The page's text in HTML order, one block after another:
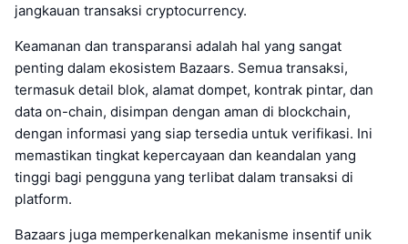
jangkauan transaksi cryptocurrency.
Keamanan dan transparansi adalah hal yang sangat
penting dalam ekosistem Bazaars. Semua transaksi,
termasuk detail blok, alamat dompet, kontrak pintar, dan
data on-chain, disimpan dengan aman di blockchain,
dengan informasi yang siap tersedia untuk verifikasi. Ini
memastikan tingkat kepercayaan dan keandalan yang
tinggi bagi pengguna yang terlibat dalam transaksi di
platform.
Bazaars juga memperkenalkan mekanisme insentif unik